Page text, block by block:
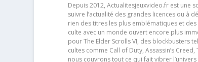
Depuis 2012, Actualitesjeuxvideo.fr est une
suivre l’actualité des grandes licences ou à
rien des titres les plus emblématiques et
culte avec un monde ouvert encore plus
pour The Elder Scrolls VI, des blockbusters
cultes comme Call of Duty, Assassin’s
nous couvrons tout ce qui fait vibrer